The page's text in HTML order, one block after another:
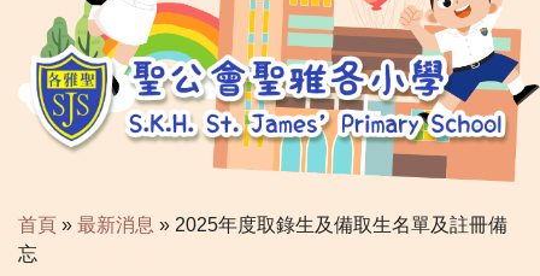
首頁 » 最新消息 » 2025年度取錄生及備取生名單及註冊備
忘